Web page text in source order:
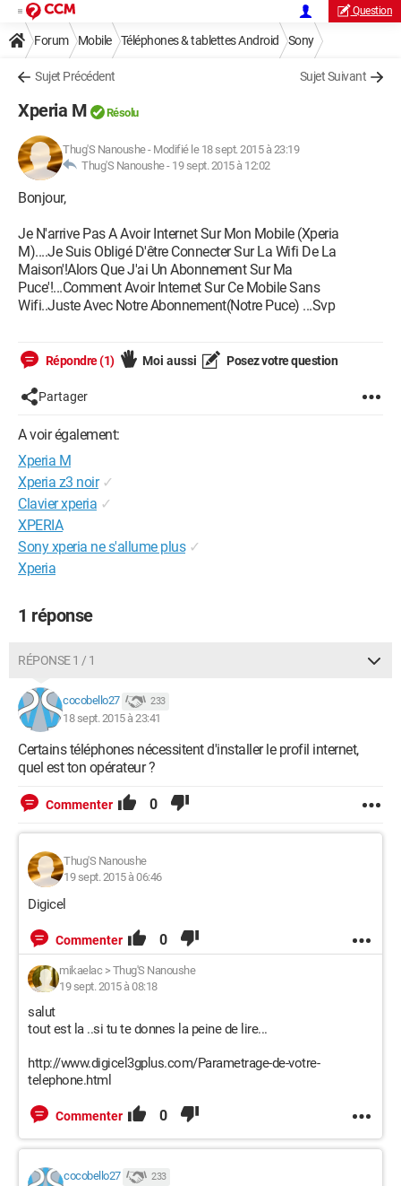
Question
Forum Mobile Téléphones & tablettes Android Sony
Sujet Précédent Sujet Suivant
Xperia M Résolu
Thug'S Nanoushe- Modifié le 18 sept. 2015 à 23:19
Thug'S Nanoushe - 19 sept. 2015 à 12:02
Bonjour,
Je N'arrive Pas A Avoir Internet Sur Mon Mobile (Xperia
M)....Je Suis Obligé D'être Connecter Sur La Wifi De La
Maison'!Alors Que J'ai Un Abonnement Sur Ma
Puce'!...Comment Avoir Internet Sur Ce Mobile Sans
Wifi..Juste Avec Notre Abonnement(Notre Puce) ...Svp
Répondre (1) Moi aussi Posez votre question
Partager
A voir également:
Xperia M
Xperia z3 noir ✓
Clavier xperia ✓
XPERIA
Sony xperia ne s'allume plus ✓
Xperia
1 réponse
RÉPONSE 1 / 1
cocobello27 233
18 sept. 2015 à 23:41
Certains téléphones nécessitent d'installer le profil internet,
quel est ton opérateur ?
Commenter 0
Thug'S Nanoushe
19 sept. 2015 à 06:46
Digicel
Commenter 0
mikaelac > Thug'S Nanoushe
19 sept. 2015 à 08:18
salut
tout est la ..si tu te donnes la peine de lire...
http://www.digicel3gplus.com/Parametrage-de-votre-
telephone.html
Commenter 0
cocobello27 233